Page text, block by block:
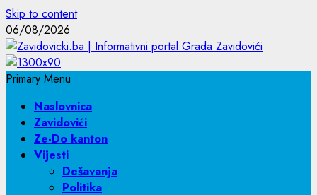
Skip to content
06/08/2026
Primary Menu
Naslovnica
Zavidovići
Ze-Do kanton
Vijesti
Dešavanja
Politika